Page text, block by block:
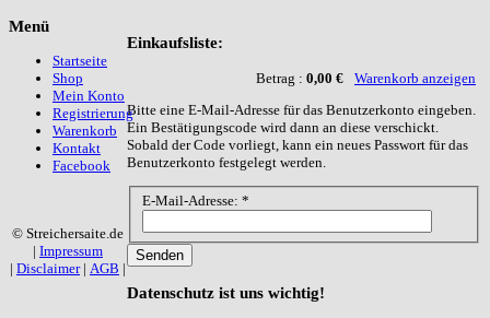
Einkaufsliste:
Betrag : 0,00 €
Warenkorb anzeigen
Bitte eine E-Mail-Adresse für das Benutzerkonto eingeben.
Ein Bestätigungscode wird dann an diese verschickt.
Sobald der Code vorliegt, kann ein neues Passwort für das
Benutzerkonto festgelegt werden.
E-Mail-Adresse: *
Senden
Datenschutz ist uns wichtig!
Menü
Startseite
Shop
Mein Konto
Registrierung
Warenkorb
Kontakt
Facebook
© Streichersaite.de
| Impressum
| Disclaimer| AGB |